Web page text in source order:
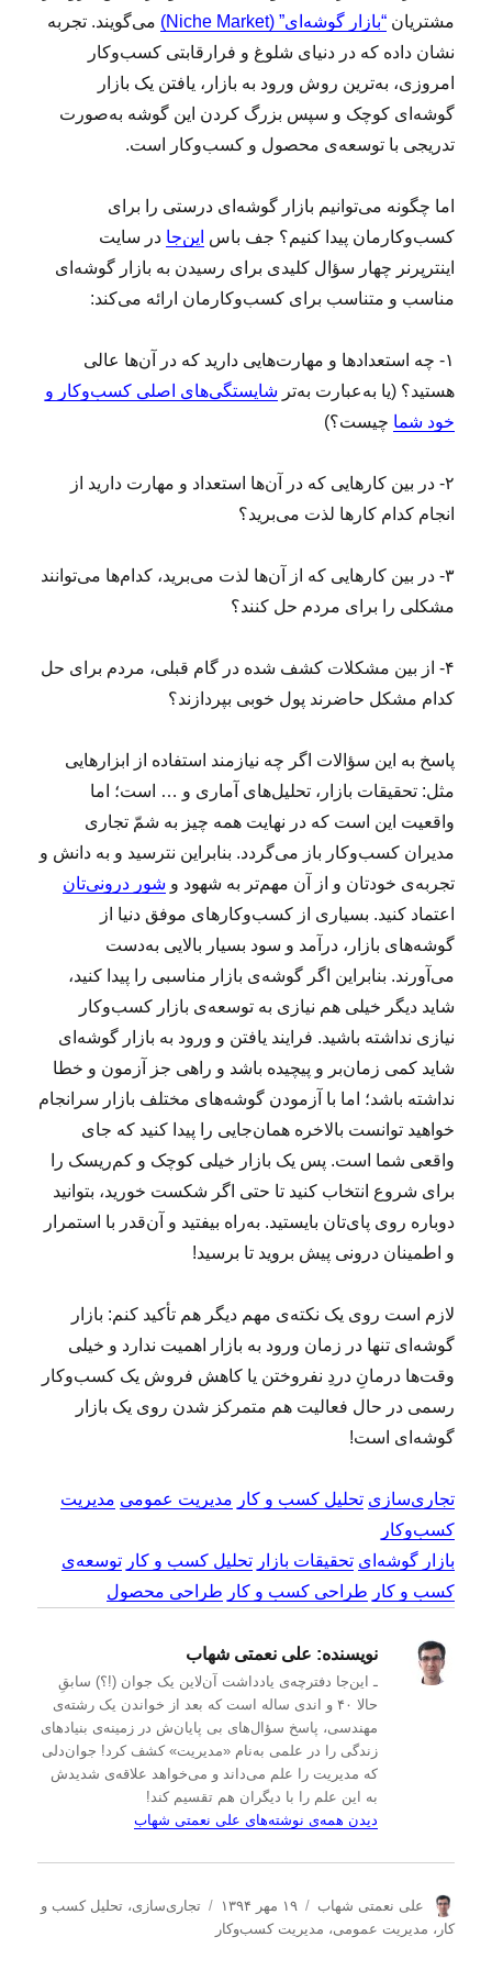
مشتریان“بازار گوشه‌ای” (Niche Market)
می‌گویند. تجربه
نشان داده که در دنیای شلوغ و فرارقابتی کسب‌وکار
امروزی، به‌ترین روش ورود به بازار، یافتن یک بازار
گوشه‌ای کوچک و سپس بزرگ کردن این گوشه به‌صورت
تدریجی با توسعه‌ی محصول و کسب‌وکار است.
اما چگونه می‌توانیم بازار گوشه‌‌ای درستی را برای
کسب‌وکارمان پیدا کنیم؟ جف باس این‌جا در سایت
اینترپرنر چهار سؤال کلیدی برای رسیدن به بازار گوشه‌ای
مناسب و متناسب برای کسب‌وکارمان ارائه می‌کند:
۱- چه استعدادها و مهارت‌هایی دارید که در آن‌ها عالی
هستید؟ (یا به‌عبارت به‌تر شایستگی‌های اصلی کسب‌وکار و
خود شما چیست؟)
۲- در بین کارهایی که در آن‌ها استعداد و مهارت دارید از
انجام کدام کارها لذت می‌برید؟
۳- در بین کارهایی که از آن‌ها لذت می‌برید، کدام‌ها می‌توانند
مشکلی را برای مردم حل کنند؟
۴- از بین مشکلات کشف شده در گام قبلی، مردم برای حل
کدام مشکل حاضرند پول خوبی بپردازند؟
پاسخ به این سؤالات اگر چه نیازمند استفاده از ابزارهایی
مثل: تحقیقات بازار، تحلیل‌های آماری و … است؛ اما
واقعیت این است که در نهایت همه چیز به شمّ تجاری
مدیران کسب‌وکار باز می‌گردد. بنابراین نترسید و به دانش و
تجربه‌ی خودتان و از آن مهم‌تر به شهود و شور درونی‌تان
اعتماد کنید. بسیاری از کسب‌وکارهای موفق دنیا از
گوشه‌های بازار، درآمد و سود بسیار بالایی به‌دست
می‌آورند. بنابراین اگر گوشه‌ی بازار مناسبی را پیدا کنید،
شاید دیگر خیلی هم نیازی به توسعه‌ی بازار کسب‌وکار
نیازی نداشته باشید. فرایند یافتن و ورود به بازار گوشه‌ای
شاید کمی زمان‌بر و پیچیده باشد و راهی جز آزمون و خطا
نداشته باشد؛ اما با آزمودن گوشه‌های مختلف بازار سرانجام
خواهید توانست بالاخره همان‌جایی را پیدا کنید که جای
واقعی شما است. پس یک بازار خیلی کوچک و کم‌ریسک را
برای شروع انتخاب کنید تا حتی اگر شکست خورید، بتوانید
دوباره روی پای‌تان بایستید. به‌راه بیفتید و آن‌قدر با استمرار
و اطمینان درونی پیش بروید تا برسید!
لازم است روی یک نکته‌ی مهم دیگر هم تأکید کنم: بازار
گوشه‌ای تنها در زمان ورود به بازار اهمیت ندارد و خیلی
وقت‌ها درمانِ دردِ نفروختن یا کاهش فروش یک کسب‌وکار
رسمی در حال فعالیت هم متمرکز شدن روی یک بازار
گوشه‌ای است!
تجاری‌سازی تحلیل کسب و کار مدیریت عمومی مدیریت
کسب‌و‌کار
بازار گوشه‌ای تحقیقات بازار تحلیل کسب و کار توسعه‌ی
کسب و کار طراحی کسب و کار طراحی محصول
نویسنده: علی نعمتی شهاب
ـ این‌جا دفترچه‌ی یادداشت‌ آن‌لاین یک جوان (!؟) سابقِ
حالا ۴۰ و اندی ساله است که بعد از خواندن یک رشته‌ی
مهندسی، پاسخ سؤال‌های بی پایان‌ش در زمینه‌ی بنیادهای
زندگی را در علمی به‌نام «مدیریت» کشف کرد! جوان‌دلی
که مدیریت را علم می‌داند و می‌خواهد علاقه‌ی شدیدش
به این علم را با دیگران هم تقسیم کند!
دیدن همه‌ی نوشته‌های علی نعمتی شهاب
ن
و
علی نعمتی شهاب
ا
ر
۱۹ مهر ۱۳۹۴
د
تجاری‌سازی،تحلیل كسب و
كار ، مدیریت عمومی، مدیریت كسب‌و‌كار